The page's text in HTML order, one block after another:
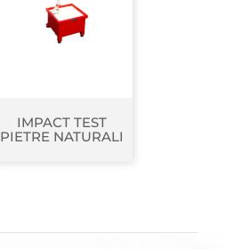
IMPACT TEST
PIETRE NATURALI